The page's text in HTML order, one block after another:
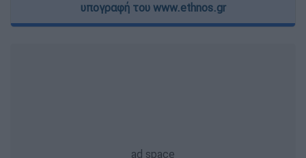
υπογραφή του www.ethnos.gr